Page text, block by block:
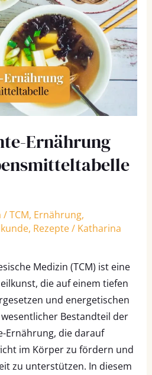
Ernährung
/TCM, Ernährung,
, Rezepte/ Katharina
Medizin (TCM) ist eine
die auf einem tiefen
und energetischen
Bestandteil der
Ernährung, die darauf
im Körper zu fördern und
zu unterstützen. In diesem